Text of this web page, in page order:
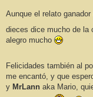
Aunque el relato
dieces dice mucho de la
alegro mucho
Felicidades también al
me encantó, y que
y MrLann aka Mario,